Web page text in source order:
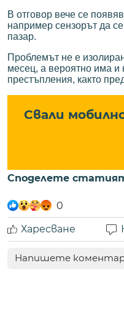
В отговор вече се
например сензорът да
пазар.
Проблемът не е
месец, а вероятно има и
престъпления, както
Свали
Споделете
0
Харесване